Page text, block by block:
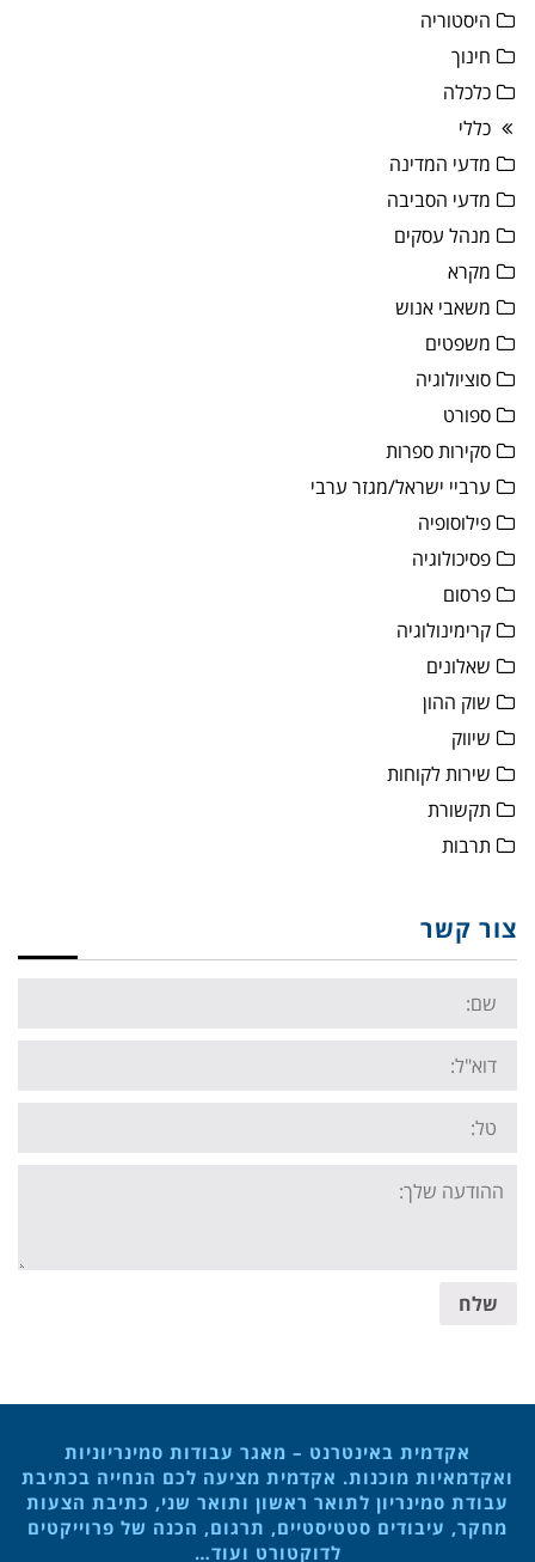
היסטוריה
חינוך
כלכלה
כללי
מדעי המדינה
מדעי הסביבה
מנהל עסקים
מקרא
משאבי אנוש
משפטים
סוציולוגיה
ספורט
סקירות ספרות
ערביי ישראל/מגזר ערבי
פילוסופיה
פסיכולוגיה
פרסום
קרימינולוגיה
שאלונים
שוק ההון
שיווק
שירות לקוחות
תקשורת
תרבות
צור קשר
Name:
Email:
Tel:
Your
message:
שלח
אקדמית באינטרנט – מאגר עבודות סמינריוניות
ואקדמאיות מוכנות. אקדמית מציעה לכם הנחייה בכתיבת
עבודת סמינריון לתואר ראשון ותואר שני, כתיבת הצעות
מחקר, עיבודים סטטיסטיים, תרגום, הכנה של פרוייקטים
לדוקטורט ועוד…